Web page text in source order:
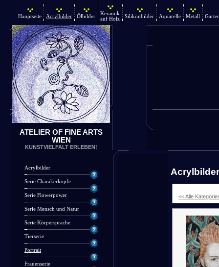
Hauptseite Acrylbilder Ölbilder
Keramik
auf Holz
Silikonbilder Aquarelle Metall
ATELIER OF FINE ARTS
WIEN
KUNSTVIELFALT ERLEBEN!
Acrylbilder
Serie Charakerköpfe
Serie Flowerpower
Serie Mensch und Natur
Serie Körpersprache
Tierserie
Portrait
Frauenserie
Acrylbilder
<< Alle